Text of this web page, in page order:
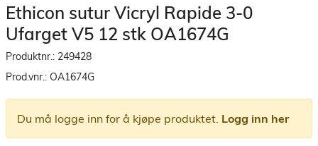
Ethicon sutur Vicryl Rapide 3-0
Ufarget V5 12 stk OA1674G
Produktnr.: 249428
Prod.vnr.: OA1674G
Du må logge inn for å kjøpe produktet. Logg inn her